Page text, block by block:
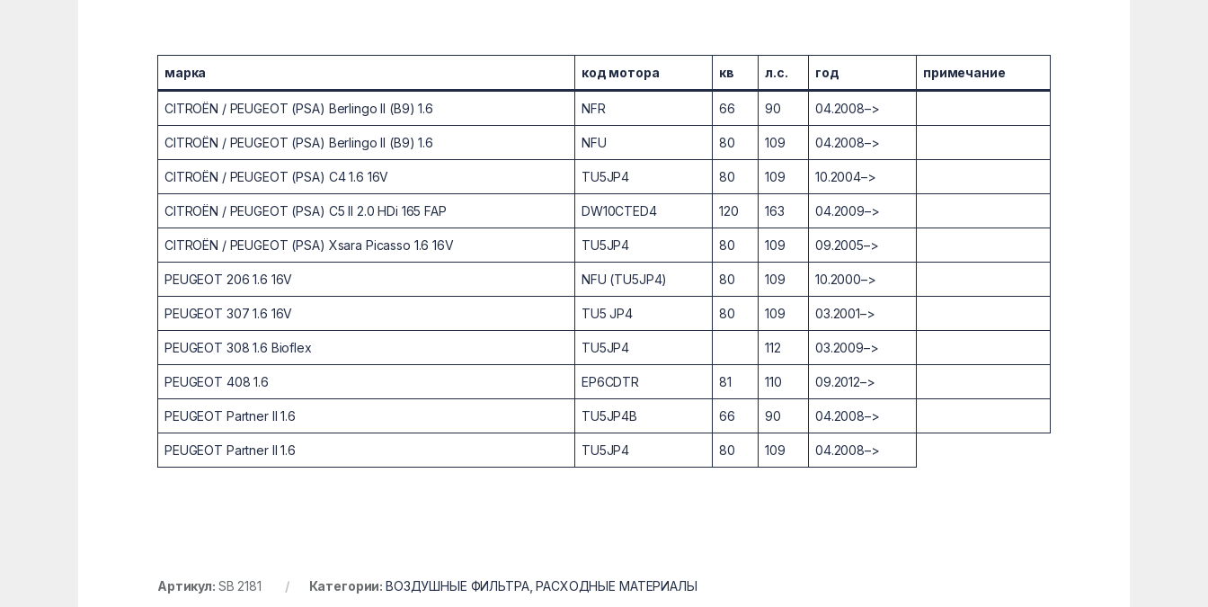
марка код мотора кв л.с. год примечание
CITROËN / PEUGEOT (PSA) Berlingo II (B9) 1.6 NFR 66 90 04.2008–>
CITROËN / PEUGEOT (PSA) Berlingo II (B9) 1.6 NFU 80 109 04.2008–>
CITROËN / PEUGEOT (PSA) C4 1.6 16V TU5JP4 80 109 10.2004–>
CITROËN / PEUGEOT (PSA) C5 II 2.0 HDi 165 FAP DW10CTED4 120 163 04.2009–>
CITROËN / PEUGEOT (PSA) Xsara Picasso 1.6 16V TU5JP4 80 109 09.2005–>
PEUGEOT 206 1.6 16V NFU (TU5JP4) 80 109 10.2000–>
PEUGEOT 307 1.6 16V TU5 JP4 80 109 03.2001–>
PEUGEOT 308 1.6 Bioflex TU5JP4 112 03.2009–>
PEUGEOT 408 1.6 EP6CDTR 81 110 09.2012–>
PEUGEOT Partner II 1.6 TU5JP4B 66 90 04.2008–>
PEUGEOT Partner II 1.6 TU5JP4 80 109 04.2008–>
Артикул: SB 2181 Категории: ВОЗДУШНЫЕ ФИЛЬТРА,РАСХОДНЫЕ МАТЕРИАЛЫ